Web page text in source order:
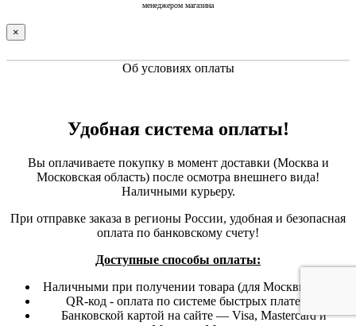
менеджером магазина
×
Об условиях оплаты
Удобная система оплаты!
Вы оплачиваете покупку в момент доставки (Москва и
Московская область) после осмотра внешнего вида!
Наличными курьеру.
При отправке заказа в регионы России, удобная и безопасная
оплата по банковскому счету!
Доступные способы оплаты:
Наличными при получении товара (для Москвы и МО)
QR-код - оплата по системе быстрых платежей
Банковской картой на сайте — Visa, Mastercard и